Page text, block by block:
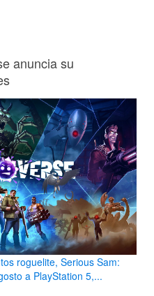
anuncia su
roguelite, Serious Sam:
a PlayStation 5,...